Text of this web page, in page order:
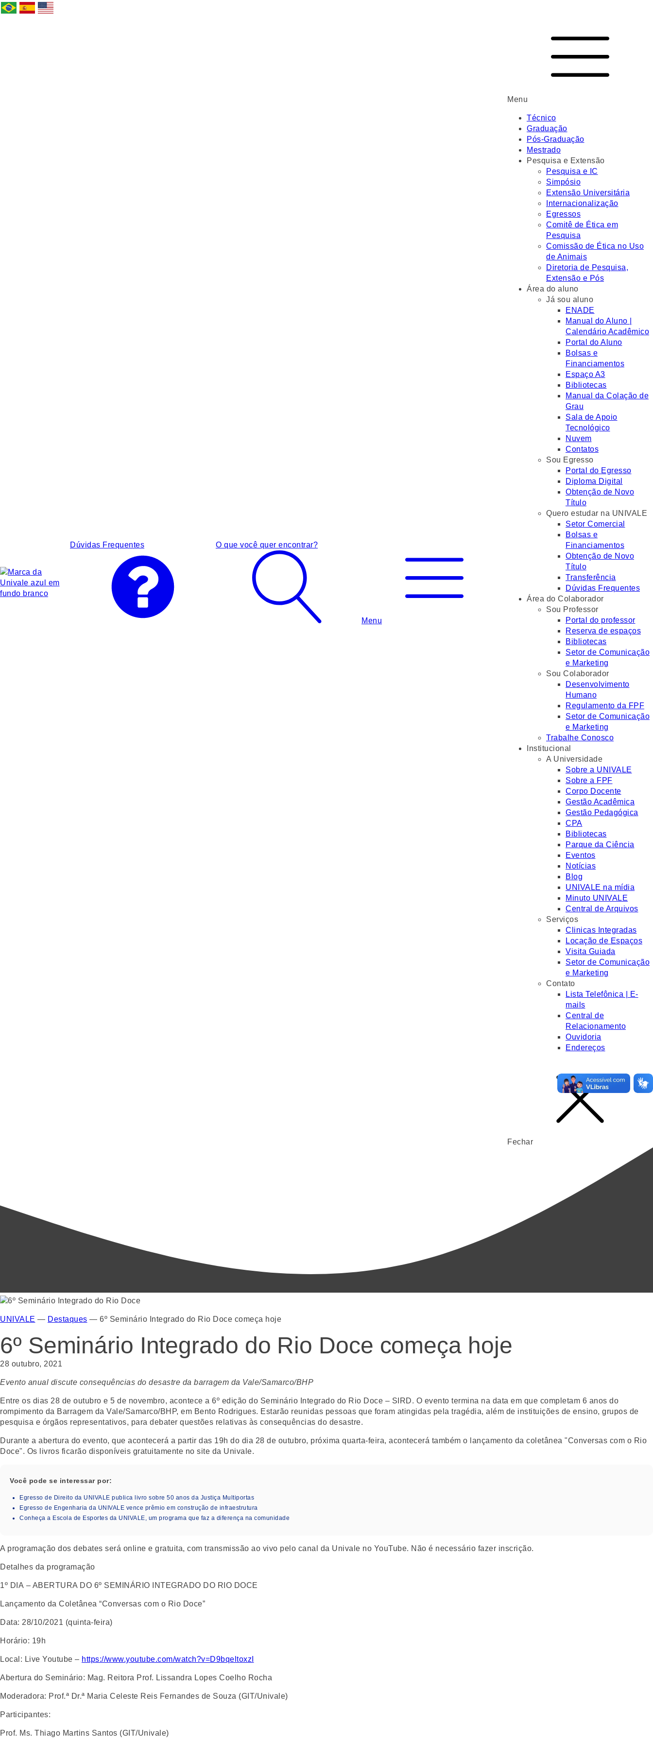
Dúvidas Frequentes O que você quer encontrar?
Menu
Menu
Técnico
Graduação
Pós-Graduação
Mestrado
Pesquisa e Extensão
Pesquisa e IC
Simpósio
Extensão Universitária
Internacionalização
Egressos
Comitê de Ética em
Pesquisa
Comissão de Ética no Uso
de Animais
Diretoria de Pesquisa,
Extensão e Pós
Área do aluno
Já sou aluno
ENADE
Manual do Aluno |
Calendário Acadêmico
Portal do Aluno
Bolsas e
Financiamentos
Espaço A3
Bibliotecas
Manual da Colação de
Grau
Sala de Apoio
Tecnológico
Nuvem
Contatos
Sou Egresso
Portal do Egresso
Diploma Digital
Obtenção de Novo
Título
Quero estudar na UNIVALE
Setor Comercial
Bolsas e
Financiamentos
Obtenção de Novo
Título
Transferência
Dúvidas Frequentes
Área do Colaborador
Sou Professor
Portal do professor
Reserva de espaços
Bibliotecas
Setor de Comunicação
e Marketing
Sou Colaborador
Desenvolvimento
Humano
Regulamento da FPF
Setor de Comunicação
e Marketing
Trabalhe Conosco
Institucional
A Universidade
Sobre a UNIVALE
Sobre a FPF
Corpo Docente
Gestão Acadêmica
Gestão Pedagógica
CPA
Bibliotecas
Parque da Ciência
Eventos
Notícias
Blog
UNIVALE na mídia
Minuto UNIVALE
Central de Arquivos
Serviços
Clinicas Integradas
Locação de Espaços
Visita Guiada
Setor de Comunicação
e Marketing
Contato
Lista Telefônica | E-
mails
Central de
Relacionamento
Ouvidoria
Endereços
Fechar
UNIVALE — Destaques — 6º Seminário Integrado do Rio Doce começa hoje
6º Seminário Integrado do Rio Doce começa hoje
28 outubro, 2021
Evento anual discute consequências do desastre da barragem da Vale/Samarco/BHP
Entre os dias 28 de outubro e 5 de novembro, acontece a 6º edição do Seminário Integrado do Rio Doce – SIRD. O evento termina na data em que completam 6 anos do
rompimento da Barragem da Vale/Samarco/BHP, em Bento Rodrigues. Estarão reunidas pessoas que foram atingidas pela tragédia, além de instituições de ensino, grupos de
pesquisa e órgãos representativos, para debater questões relativas às consequências do desastre.
Durante a abertura do evento, que acontecerá a partir das 19h do dia 28 de outubro, próxima quarta-feira, acontecerá também o lançamento da coletânea "Conversas com o Rio
Doce". Os livros ficarão disponíveis gratuitamente no site da Univale.
Você pode se interessar por:
Egresso de Direito da UNIVALE publica livro sobre 50 anos da Justiça Multiportas
Egresso de Engenharia da UNIVALE vence prêmio em construção de infraestrutura
Conheça a Escola de Esportes da UNIVALE, um programa que faz a diferença na comunidade
A programação dos debates será online e gratuita, com transmissão ao vivo pelo canal da Univale no YouTube. Não é necessário fazer inscrição.
Detalhes da programação
1º DIA – ABERTURA DO 6º SEMINÁRIO INTEGRADO DO RIO DOCE
Lançamento da Coletânea “Conversas com o Rio Doce”
Data: 28/10/2021 (quinta-feira)
Horário: 19h
Local: Live Youtube – https://www.youtube.com/watch?v=D9bqeltoxzI
Abertura do Seminário: Mag. Reitora Prof. Lissandra Lopes Coelho Rocha
Moderadora: Prof.ª Dr.ª Maria Celeste Reis Fernandes de Souza (GIT/Univale)
Participantes:
Prof. Ms. Thiago Martins Santos (GIT/Univale)